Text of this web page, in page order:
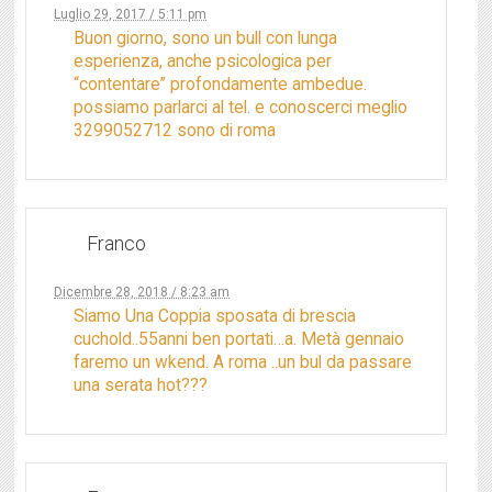
Luglio 29, 2017 / 5:11 pm
Buon giorno, sono un bull con lunga
esperienza, anche psicologica per
“contentare” profondamente ambedue.
possiamo parlarci al tel. e conoscerci meglio
3299052712 sono di roma
Franco
Dicembre 28, 2018 / 8:23 am
Siamo Una Coppia sposata di brescia
cuchold..55anni ben portati…a. Metà gennaio
faremo un wkend. A roma ..un bul da passare
una serata hot???